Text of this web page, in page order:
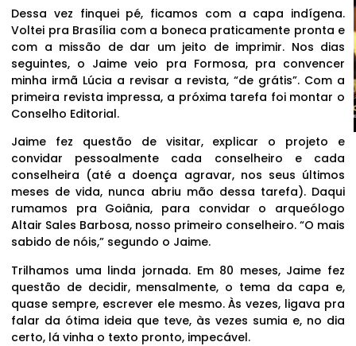
Dessa vez finquei pé, ficamos com a capa indígena.
Voltei pra Brasília com a boneca praticamente pronta e
com a missão de dar um jeito de imprimir. Nos dias
seguintes, o Jaime veio pra Formosa, pra convencer
minha irmã Lúcia a revisar a revista, “de grátis”. Com a
primeira revista impressa, a próxima tarefa foi montar o
Conselho Editorial.
Jaime fez questão de visitar, explicar o projeto e
convidar pessoalmente cada conselheiro e cada
conselheira (até a doença agravar, nos seus últimos
meses de vida, nunca abriu mão dessa tarefa). Daqui
rumamos pra Goiânia, para convidar o arqueólogo
Altair Sales Barbosa, nosso primeiro conselheiro. “O mais
sabido de nóis,” segundo o Jaime.
Trilhamos uma linda jornada. Em 80 meses, Jaime fez
questão de decidir, mensalmente, o tema da capa e,
quase sempre, escrever ele mesmo. Às vezes, ligava pra
falar da ótima ideia que teve, às vezes sumia e, no dia
certo, lá vinha o texto pronto, impecável.